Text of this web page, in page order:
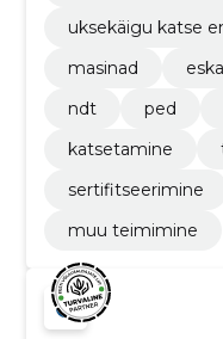
uksekäigu katse en
masinad
ndt
ped
katsetamine
sertifitseerimine
muu teimimine